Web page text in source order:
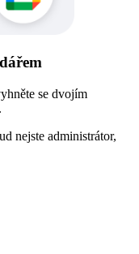
se dvojím
nejste administrátor,